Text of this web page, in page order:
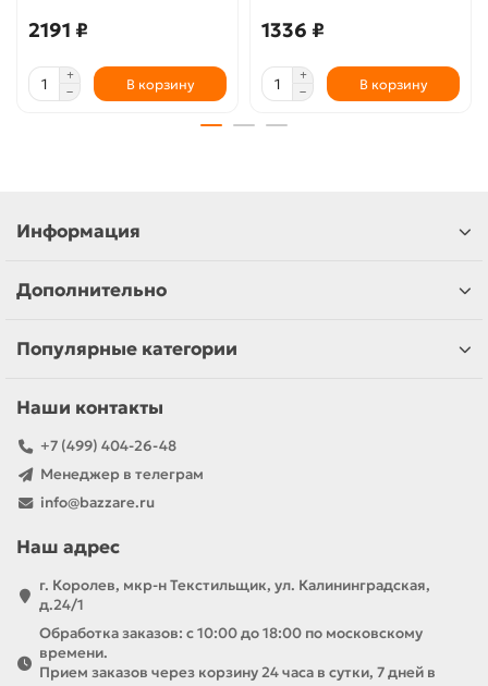
2191 ₽
В корзину
1336 ₽
В корзину
Информация
Дополнительно
Популярные категории
Наши контакты
+7 (499) 404-26-48
Менеджер в телеграм
info@bazzare.ru
Наш адрес
г. Королев, мкр-н Текстильщик, ул. Калининградская,
д.24/1
Обработка заказов: с 10:00 до 18:00 по московскому
времени.
Прием заказов через корзину 24 часа в сутки, 7 дней в